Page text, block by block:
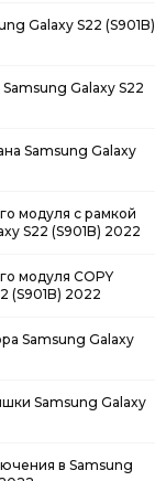
Galaxy S22 (S901B)
Galaxy S22
Samsung Galaxy
модуля с рамкой
S22 (S901B) 2022
модуля COPY
(S901B) 2022
Samsung Galaxy
Samsung Galaxy
в Samsung